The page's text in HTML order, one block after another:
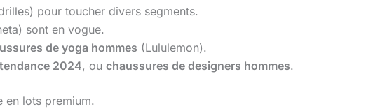
pour toucher divers segments.
sont en vogue.
de yoga hommes (Lululemon).
2024, ou chaussures de designers hommes.
en lots premium.